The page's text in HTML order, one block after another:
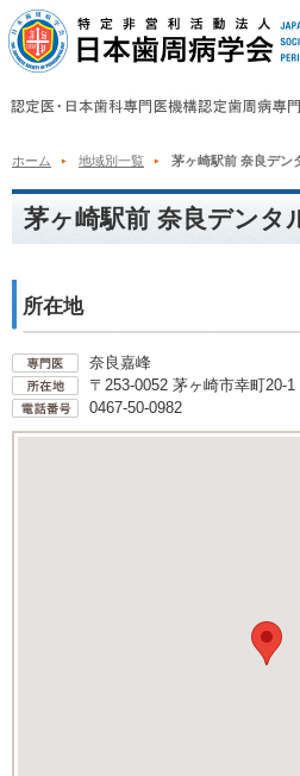
ホーム 地域別一覧 茅ヶ崎駅前 奈良デン
茅ヶ崎駅前 奈良デンタ
所在地
奈良嘉峰
〒253-0052 茅ヶ崎市幸町20-1
0467-50-0982